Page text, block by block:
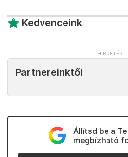
Kedvenceink
Partnereinktől
Állítsd be a
megbízható